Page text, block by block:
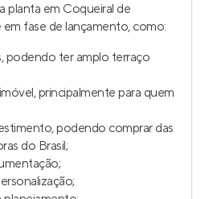
planta em Coqueiral de
em fase de lançamento, como:
podendo ter amplo terraço
principalmente para quem
podendo comprar das
do Brasil;